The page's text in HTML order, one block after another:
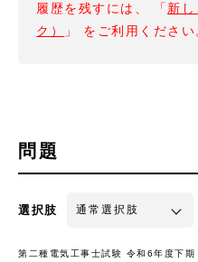
履歴を残すには、 「 新
ク）
」 をご利用ください
問題
選択肢
第二種電気工事士試験 令和6年度下